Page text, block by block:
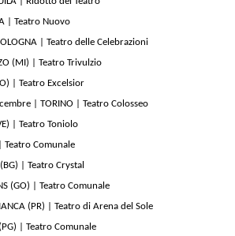
| Teatro Nuovo
| Teatro delle Celebrazioni
(MI) | Teatro Trivulzio
| Teatro Excelsior
| TORINO | Teatro Colosseo
| Teatro Toniolo
Teatro Comunale
| Teatro Crystal
(GO) | Teatro Comunale
(PR) | Teatro di Arena del Sole
| Teatro Comunale